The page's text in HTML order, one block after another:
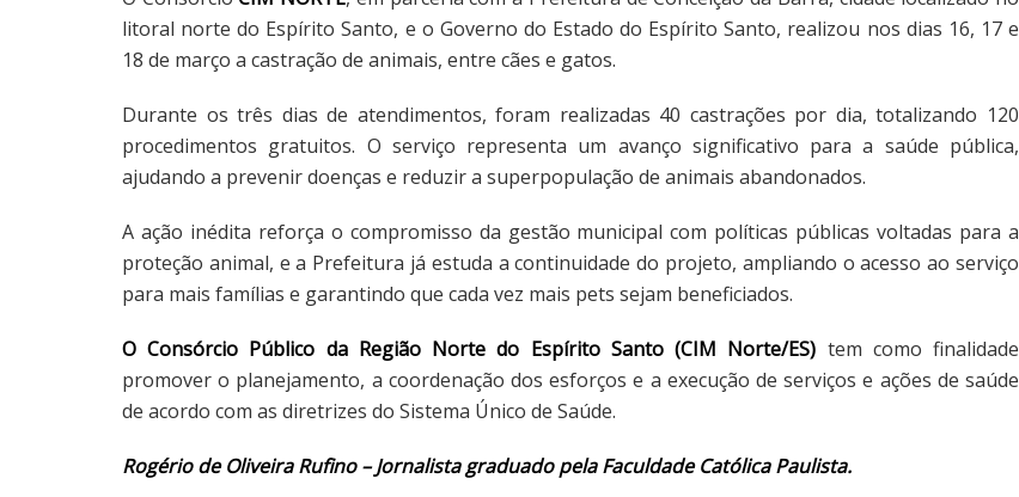
litoral norte do Espírito Santo, e o Governo do Estado do Espírito Santo, realizou nos dias 16, 17 e
18 de março a castração de animais, entre cães e gatos.
Durante os três dias de atendimentos, foram realizadas 40 castrações por dia, totalizando 120
procedimentos gratuitos. O serviço representa um avanço significativo para a saúde pública,
ajudando a prevenir doenças e reduzir a superpopulação de animais abandonados.
A ação inédita reforça o compromisso da gestão municipal com políticas públicas voltadas para a
proteção animal, e a Prefeitura já estuda a continuidade do projeto, ampliando o acesso ao serviço
para mais famílias e garantindo que cada vez mais pets sejam beneficiados.
O Consórcio Público da Região Norte do Espírito Santo (CIM Norte/ES) tem como finalidade
promover o planejamento, a coordenação dos esforços e a execução de serviços e ações de saúde
de acordo com as diretrizes do Sistema Único de Saúde.
Rogério de Oliveira Rufino – Jornalista graduado pela Faculdade Católica Paulista.